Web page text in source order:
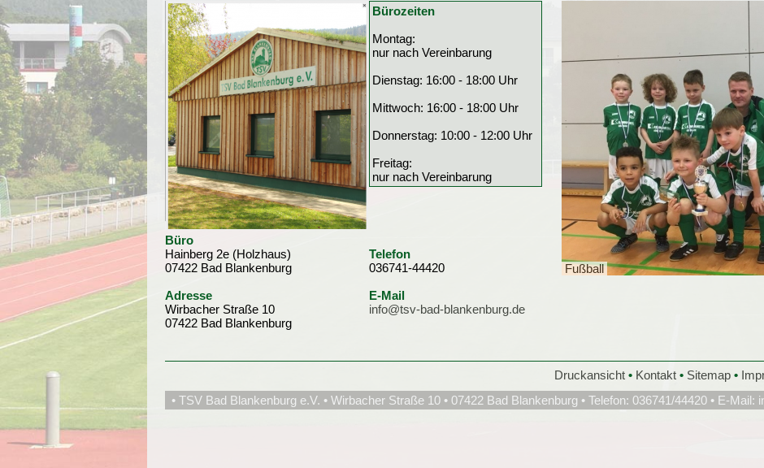
Bürozeiten
Montag:
nur nach Vereinbarung
Dienstag: 16:00 - 18:00 Uhr
Mittwoch: 16:00 - 18:00 Uhr
Donnerstag: 10:00 - 12:00 Uhr
Freitag:
nur nach Vereinbarung
Büro
Hainberg 2e (Holzhaus)
07422 Bad Blankenburg
Adresse
Wirbacher Straße 10
07422 Bad Blankenburg
Telefon
036741-44420
E-Mail
info@tsv-bad-blankenburg.de
Fußball
Druckansicht • Kontakt • Sitemap •
• TSV Bad Blankenburg e.V. • Wirbacher Straße 10 • 07422 Bad Blankenburg • Telefon: 036741/44420 • E-Mail: